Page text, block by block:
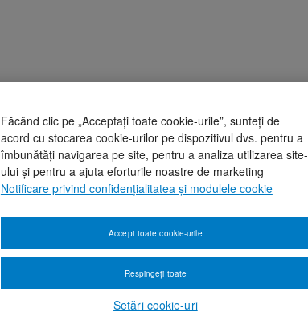
Făcând clic pe „Acceptați toate cookie-urile”, sunteți de
acord cu stocarea cookie-urilor pe dispozitivul dvs. pentru a
îmbunătăți navigarea pe site, pentru a analiza utilizarea site-
ului și pentru a ajuta eforturile noastre de marketing
Notificare privind confidențialitatea și modulele cookie
Setări cookie-uri
Respingeți toate
Accept toate cookie-urile